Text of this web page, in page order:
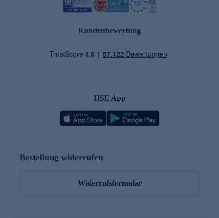
Kundenbewertung
HSE App
Bestellung widerrufen
Widerrufsformular